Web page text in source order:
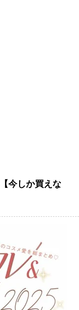
今しか買えな